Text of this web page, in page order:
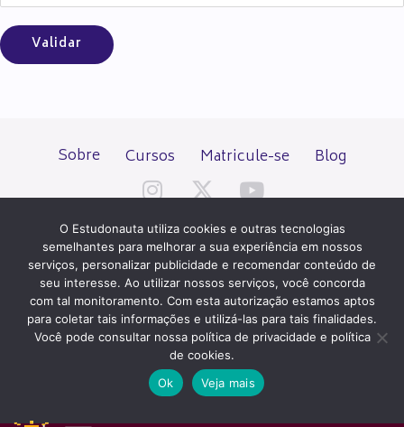
Sobre Cursos Matricule-se Blog
Todos os direitos reservados desde 2000.
PATROCÍNIO E HOSPEDAGEM
O Estudonauta utiliza cookies e outras tecnologias
semelhantes para melhorar a sua experiência em nossos
serviços, personalizar publicidade e recomendar conteúdo de
seu interesse. Ao utilizar nossos serviços, você concorda
com tal monitoramento. Com esta autorização estamos aptos
para coletar tais informações e utilizá-las para tais finalidades.
Você pode consultar nossa política de privacidade e política
de cookies.
Ok
Veja mais